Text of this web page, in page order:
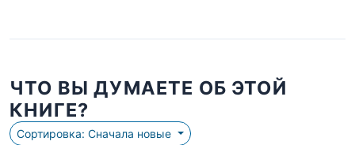
ЧТО ВЫ ДУМАЕТЕ ОБ ЭТОЙ
КНИГЕ?
Сортировка: Сначала новые